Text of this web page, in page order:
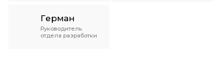
Герман
Руководитель
отдела разработки